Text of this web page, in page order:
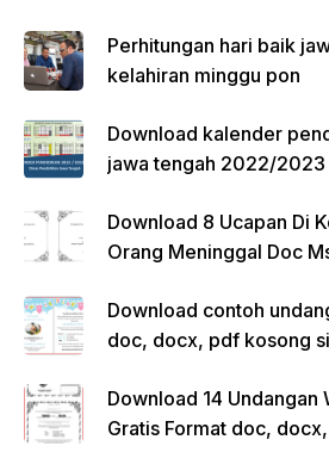
Perhitungan hari baik
kelahiran minggu pon
Download kalender
jawa tengah 2022/
Download 8 Ucapan Di
Orang Meninggal Doc
Download contoh
doc, docx, pdf kosong
Download 14 Undangan
Gratis Format doc,